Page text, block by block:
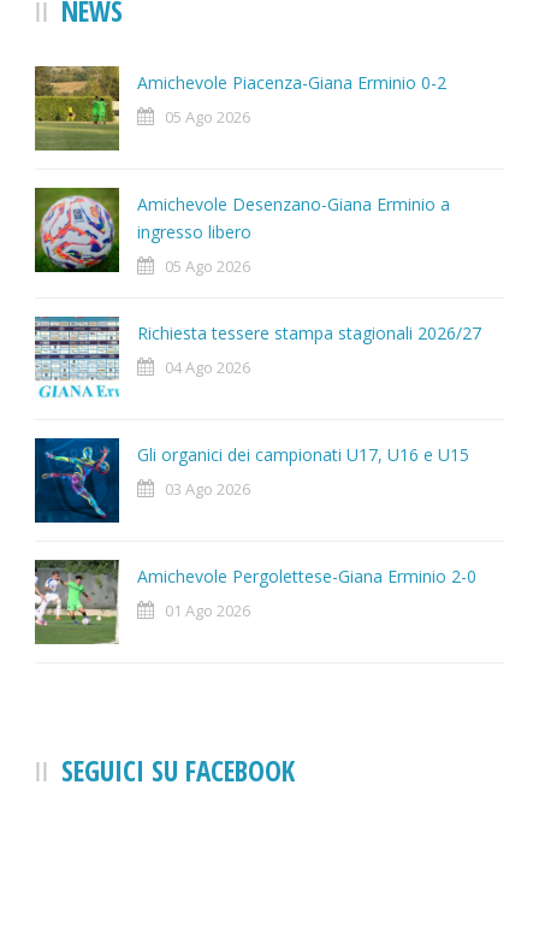
NEWS
Amichevole Piacenza-Giana Erminio 0-2
05 Ago 2026
Amichevole Desenzano-Giana Erminio a
ingresso libero
05 Ago 2026
Richiesta tessere stampa stagionali 2026/27
04 Ago 2026
Gli organici dei campionati U17, U16 e U15
03 Ago 2026
Amichevole Pergolettese-Giana Erminio 2-0
01 Ago 2026
SEGUICI SU FACEBOOK